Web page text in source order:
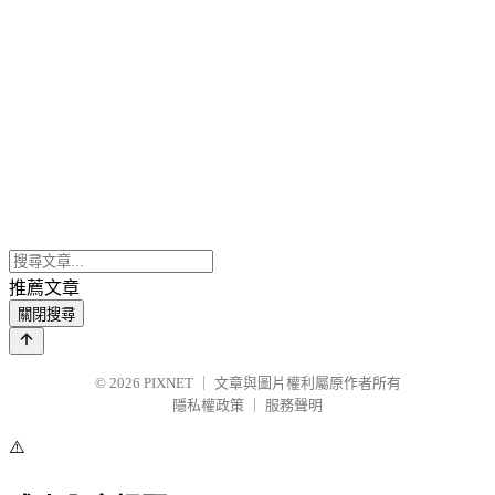
推薦文章
關閉搜尋
© 2026 PIXNET
文章與圖片權利屬原作者所有
隱私權政策
服務聲明
⚠️